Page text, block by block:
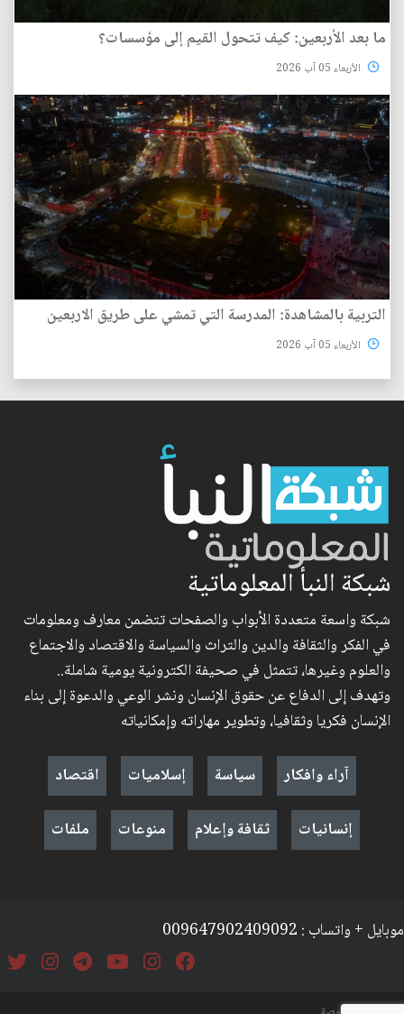
ما بعد الأربعين: كيف تتحول القيم إلى مؤسسات؟
الأربعاء 05 آب 2026
التربية بالمشاهدة: المدرسة التي تمشي على طريق الاربعين
الأربعاء 05 آب 2026
شبكة النبأ المعلوماتية
شبكة واسعة متعددة الأبواب والصفحات تتضمن معارف ومعلومات
في الفكر والثقافة والدين والتراث والسياسة والاقتصاد والاجتماع
والعلوم وغيرها، تتمثل في صحيفة الكترونية يومية شاملة..
وتهدف إلى الدفاع عن حقوق الإنسان ونشر الوعي والدعوة إلى بناء
الإنسان فكريا وثقافيا، وتطوير مهاراته وإمكانياته
آراء وافكار
سياسة إسلاميات
اقتصاد
إنسانيات
ثقافة وإعلام منوعات ملفات
موبايل + واتساب : 009647902409092